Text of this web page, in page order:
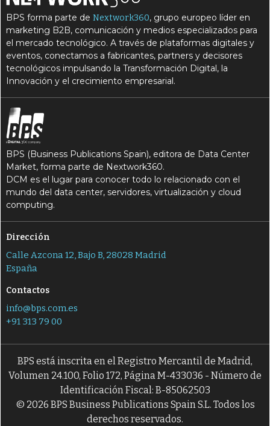
BPS forma parte deNextwork360, grupo europeo líder en
marketing B2B, comunicación y medios especializados para
el mercado tecnológico. A través de plataformas digitales y
eventos, conectamos a fabricantes, partners y decisores
tecnológicos impulsando la Transformación Digital, la
Innovación y el crecimiento empresarial.
BPS (Business Publications Spain), editora de Data Center
Market, forma parte de Nextwork360.
DCM es el lugar para conocer todo lo relacionado con el
mundo del data center, servidores, virtualización y cloud
computing.
Dirección
Calle Azcona 12, Bajo B, 28028 Madrid
España
Contactos
info@bps.com.es
+91 313 79 00
BPS está inscrita en el Registro Mercantil de Madrid,
Volumen 24.100, Folio 172, Página M-433036 - Número de
Identificación Fiscal: B-85062503
© 2026 BPS Business Publications Spain S.L. Todos los
derechos reservados.